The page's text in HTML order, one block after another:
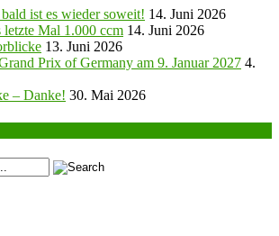
ist es wieder soweit! 14. Juni 2026
letzte Mal 1.000 ccm 14. Juni 2026
13. Juni 2026
Prix of Germany am 9. Januar 2027 4.
– Danke! 30. Mai 2026